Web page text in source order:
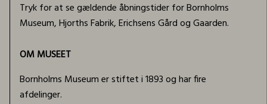
Tryk for at se gældende åbningstider for Bornholms
Museum, Hjorths Fabrik, Erichsens Gård og Gaarden.
OM MUSEET
Bornholms Museum er stiftet i 1893 og har fire
afdelinger.